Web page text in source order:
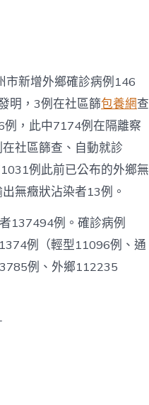
新增外鄉確診病例146
明，3例在社區篩包養網查
，此中7174例在隔離察
社區篩查、自動就診
例此前已公布的外鄉無
無癥狀沾染者13例。
137494例。確診病例
例（輕型11096例、通
例、外鄉112235